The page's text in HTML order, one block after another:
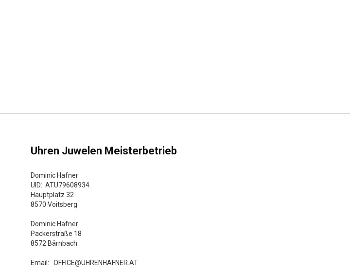
Uhren Juwelen Meisterbetrieb
Dominic Hafner
UID: ATU79608934
Hauptplatz 32
8570 Voitsberg
Dominic Hafner
Packerstraße 18
8572 Bärnbach
Email: OFFICE@UHRENHAFNER.AT